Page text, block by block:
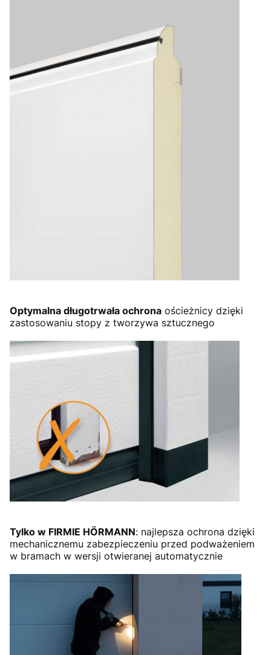
Optymalna długotrwała ochrona ościeżnicy dzięki
zastosowaniu stopy z tworzywa sztucznego
Tylko w FIRMIE HÖRMANN: najlepsza ochrona dzięki
mechanicznemu zabezpieczeniu przed podważeniem
w bramach w wersji otwieranej automatycznie